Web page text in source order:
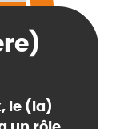
le (la)